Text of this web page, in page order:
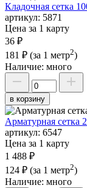
Кладочная сетка
артикул: 5871
Цена за 1 карту
36 ₽
181 ₽ (за 1 метр2)
Наличие: много
в корзину
Арматурная сетка
артикул: 6547
Цена за 1 карту
1 488 ₽
124 ₽ (за 1 метр2)
Наличие: много